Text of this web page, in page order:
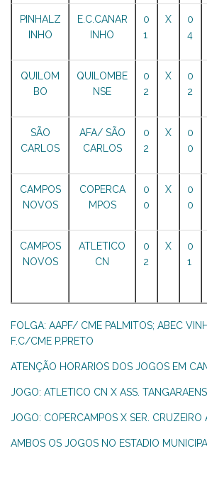
PINHALZ
INHO
E.C.CANAR
INHO
0
1
X
0
4
QUILOM
BO
QUILOMBE
NSE
0
2
X
0
2
SÃO
CARLOS
AFA/ SÃO
CARLOS
0
2
X
0
0
CAMPOS
NOVOS
COPERCA
MPOS
0
0
X
0
0
CAMPOS
NOVOS
ATLETICO
CN
0
2
X
0
1
FOLGA: AAPF/ CME PALMITOS; ABEC
F.C/CME P.PRETO
ATENÇÃO HORARIOS DOS JOGOS EM
JOGO: ATLETICO CN X ASS.
JOGO: COPERCAMPOS X SER. CRUZEIRO
AMBOS OS JOGOS NO ESTADIO